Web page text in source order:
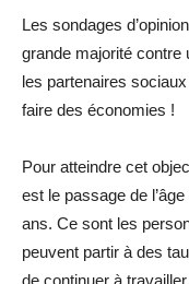
Les sondages
grande majorité contre
les partenaires
faire des économies !
Pour atteindre cet
est le passage de
ans. Ce sont les
peuvent partir à des
de continuer à